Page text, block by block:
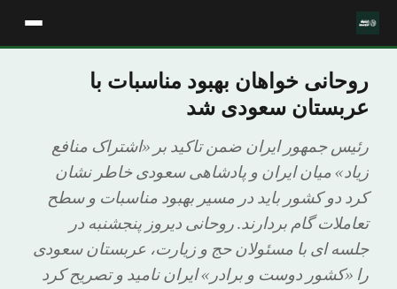
روحانی خواهان بهبود مناسبات با
عربستان سعودی شد
رئیس جمهور ایران ضمن تاکید بر «اشتراک منافع
زیاد» میان ایران و پادشاهی سعودی خاطر نشان
کرد دو کشور باید در مسیر بهبود مناسبات و سطح
تعاملات گام بردارند. روحانی دیروز پنجشنبه در
جلسه ای با مسئولان حج و زیارت، عربستان سعودی
را «کشور دوست و برادر» ایران نامید و تصریح کرد